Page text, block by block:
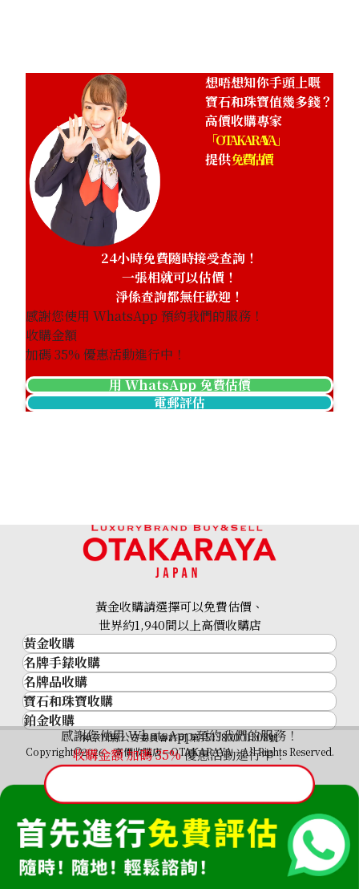
Mikimoto pearl drop shape necklace
HKD 4,928.86
Mikimoto pearl (black pearl) ring
參考回收價
HKD 5,327.15
想唔想知你手頭上嘅
寶石和珠寶值幾多錢？
高價收購專家
「OTAKARAYA」
提供免費估價
24小時免費隨時接受查詢！
一張相就可以估價！
淨係查詢都無任歡迎！
感謝您使用 WhatsApp 預約我們的服務！
收購金額
加碼35% 優惠活動進行中！
用 WhatsApp 免費估價
電郵評估
感謝您使用 WhatsApp 預約我們的服務！
收購金額 加碼35%優惠活動進行中！
黃金收購請選擇可以免費估價、
世界約1,940間以上高價收購店
黃金收購
黃金･金條
金條
金幣及銀幣
過去十年黃金價格
金飾
金戒指
金頸鍊
名牌手錶收購
名牌手錶收購
勞力士 (Rolex)
Patek Philippe
Audemars Piguet
Vacheron Constantin
A. Lange & Söhne
Breguet
名牌品收購
名牌品收購
HERMES
LOUIS VUITTON
CHANEL
卡地亞（Cartier）
CELINE
FENDI
Christian Dior
GUCCI
寶石和珠寶收購
寶石和珠寶
祖母綠
藍寶石
紅寶石
鉑金收購
神奈川縣公安委員會許可 第451380001308號
Copyright©2026 高價收購店—OTAKARAYA All Rights Reserved.